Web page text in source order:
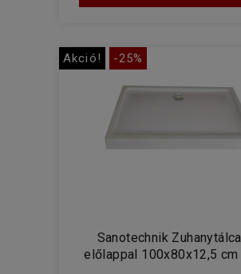
Akció! -25%
Sanotechnik
előlappal 100x80x12,5 cm